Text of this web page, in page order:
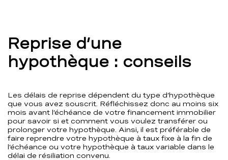
Reprise d’une
hypothèque : conseils
Les délais de reprise dépendent du type d’hypothèque
que vous avez souscrit. Réfléchissez donc au moins six
mois avant l’échéance de votre financement immobilier
pour savoir si et comment vous voulez transférer ou
prolonger votre hypothèque. Ainsi, il est préférable de
faire reprendre votre hypothèque à taux fixe à la fin de
l’échéance ou votre hypothèque à taux variable dans le
délai de résiliation convenu.